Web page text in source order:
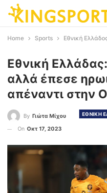
Home Sports Εθνική
Εθνική
αλλά έπεσε
απέναντι στην
ΕΘΝΙΚΗ
By Γιώτα Μίχου
On Οκτ 17, 2023